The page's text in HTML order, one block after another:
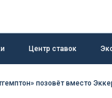
Центр ставок
позовёт вместо